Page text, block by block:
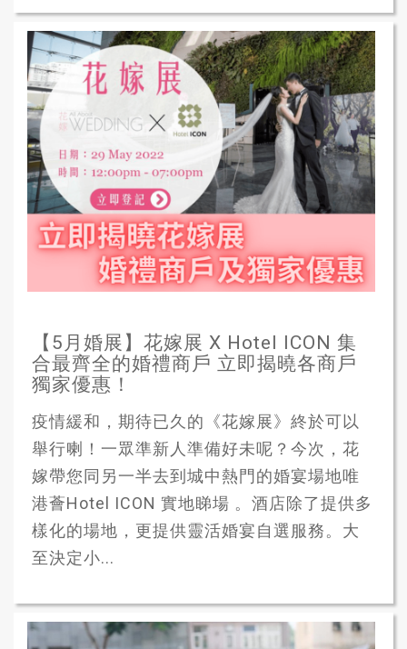
【5月婚展】花嫁展 X Hotel ICON 集
合最齊全的婚禮商戶 立即揭曉各商戶
獨家優惠！
疫情緩和，期待已久的《花嫁展》終於可以
舉行喇！一眾準新人準備好未呢？今次，花
嫁帶您同另一半去到城中熱門的婚宴場地唯
港薈Hotel ICON 實地睇場 。酒店除了提供多
樣化的場地，更提供靈活婚宴自選服務。大
至決定小...